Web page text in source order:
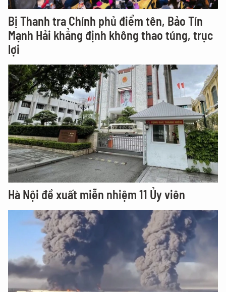
Bị Thanh tra Chính phủ điểm tên, Bảo Tín
Mạnh Hải khẳng định không thao túng, trục
lợi
Hà Nội đề xuất miễn nhiệm 11 Ủy viên